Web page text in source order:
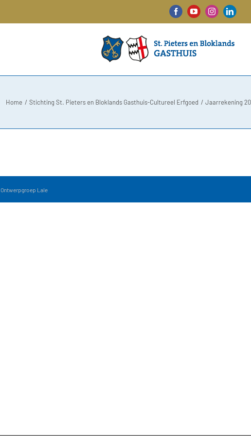
FacebookYouTubeInstagram
Home Stichting St. Pieters en Bloklands Gasthuis-Cultureel Erfgoed Jaarrekening
Ontwerpgroep Lale